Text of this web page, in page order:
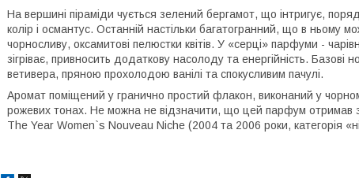
На вершині піраміди чується зелений бергамот, що інтригує,
колір і османтус. Останній настільки багатогранний, що в ньому
чорносливу, оксамитові пелюстки квітів. У «серці» парфуми -
зігріває, привносить додаткову насолоду та енергійність.
ветивера, пряною прохолодою ванілі та спокусливим пачулі.
Аромат поміщений у гранично простий флакон, виконаний у
рожевих тонах. Не можна не відзначити, що цей парфум отримав
The Year Women`s Nouveau Niche (2004 та 2006 роки, категорія